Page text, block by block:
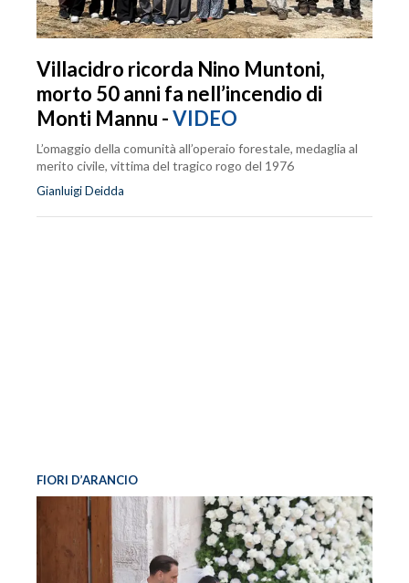
Villacidro ricorda Nino Muntoni,
morto 50 anni fa nell’incendio di
Monti Mannu -VIDEO
L’omaggio della comunità all’operaio forestale, medaglia al
merito civile, vittima del tragico rogo del 1976
Gianluigi Deidda
FIORI D’ARANCIO